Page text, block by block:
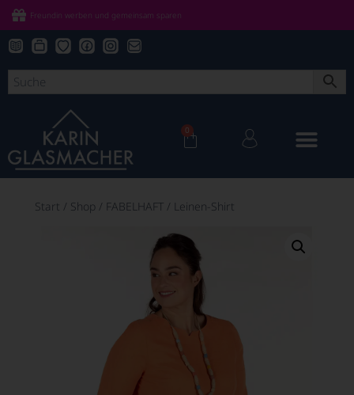
Freundin werben und gemeinsam sparen
0
Start / Shop / FABELHAFT / Leinen-Shirt